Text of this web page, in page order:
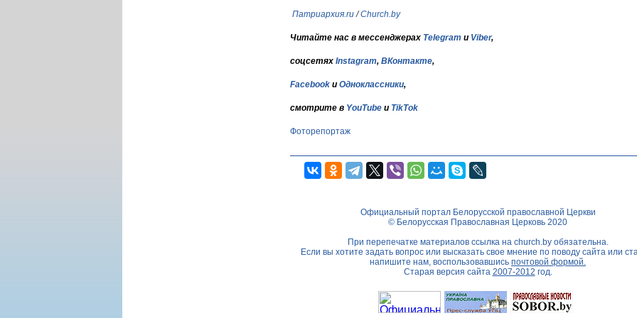
Патриархия.ru/Church.by
Читайте нас в мессенджерах Telegram и Viber,
соцсетях Instagram, ВКонтакте,
Facebook и Одноклассники,
смотрите в YouTube и TikTok
Фоторепортаж
Официальный портал Белорусской православной Церкви
© Белорусская Православная Церковь 2020
При перепечатке материалов ссылка на church.byобязательна.
Если вы хотите задать вопрос или высказать свое мнение по поводу сайта или
напишите нам, воспользовавшись почтовой формой.
Старая версия сайта 2007-2012 год.